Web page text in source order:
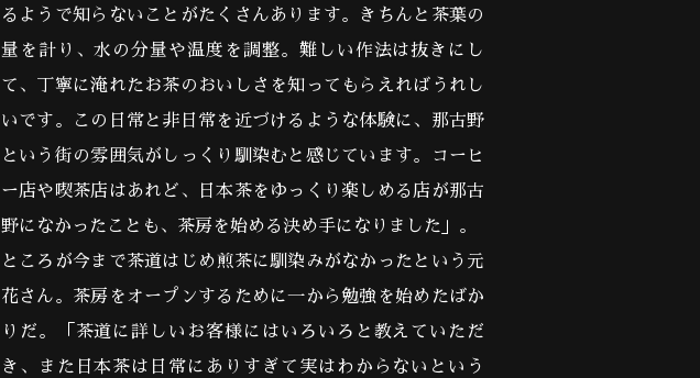
るようで知らないことがたくさんあります。きちんと茶葉の
量を計り、水の分量や温度を調整。難しい作法は抜きにし
て、丁寧に淹れたお茶のおいしさを知ってもらえればうれし
いです。この日常と非日常を近づけるような体験に、那古野
という街の雰囲気がしっくり馴染むと感じています。コーヒ
ー店や喫茶店はあれど、日本茶をゆっくり楽しめる店が那古
野になかったことも、茶房を始める決め手になりました」。
ところが今まで茶道はじめ煎茶に馴染みがなかったという元
花さん。茶房をオープンするために一から勉強を始めたばか
りだ。「茶道に詳しいお客様にはいろいろと教えていただ
き、また日本茶は日常にありすぎて実はわからないという